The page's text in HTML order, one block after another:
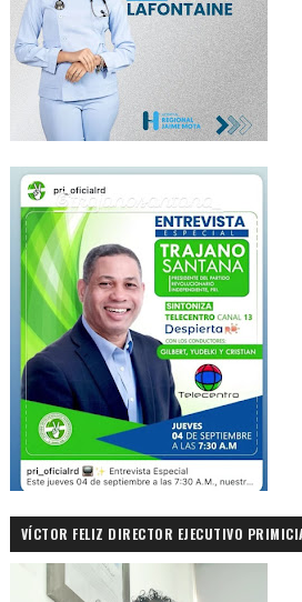
VÍCTOR FELIZ DIRECTOR EJECUTIVO